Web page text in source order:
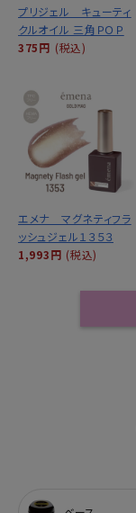
プリジェル キューティ
クルオイル 三角ＰＯＰ
375円 (税込)
エメナ マグネティフラ
ッシュジェル１３５３
1,993円 (税込)